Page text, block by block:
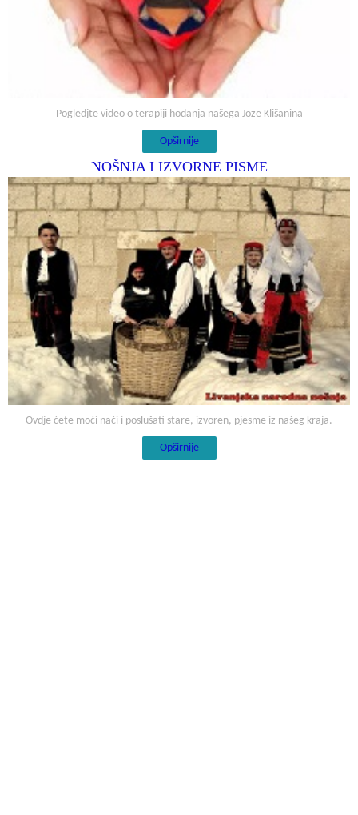
Pogledjte video o terapiji hodanja našega Joze Klišanina
Opširnije
NOŠNJA I IZVORNE PISME
Ovdje ćete moći naći i poslušati stare, izvoren, pjesme iz našeg kraja.
Opširnije